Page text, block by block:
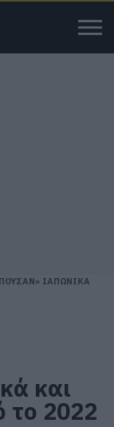
ΙΑΠΩΝΙΚΑ
και
το 2022